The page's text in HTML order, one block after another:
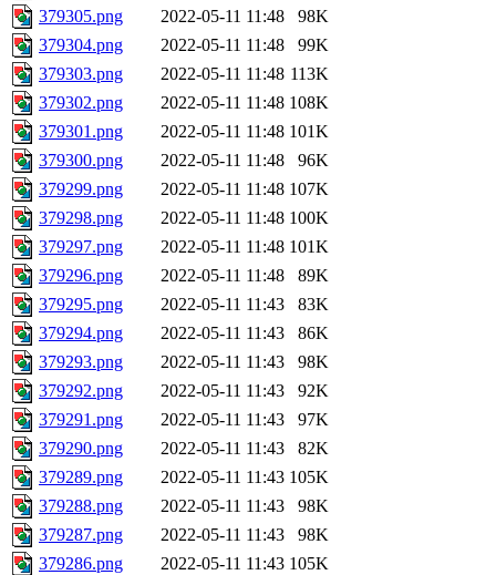
379305.png
2022-05-11 11:48
98K
379304.png
2022-05-11 11:48
99K
379303.png
2022-05-11 11:48 113K
379302.png
2022-05-11 11:48 108K
379301.png
2022-05-11 11:48 101K
379300.png
2022-05-11 11:48
96K
379299.png
2022-05-11 11:48 107K
379298.png
2022-05-11 11:48 100K
379297.png
2022-05-11 11:48 101K
379296.png
2022-05-11 11:48
89K
379295.png
2022-05-11 11:43
83K
379294.png
2022-05-11 11:43
86K
379293.png
2022-05-11 11:43
98K
379292.png
2022-05-11 11:43
92K
379291.png
2022-05-11 11:43
97K
379290.png
2022-05-11 11:43
82K
379289.png
2022-05-11 11:43 105K
379288.png
2022-05-11 11:43
98K
379287.png
2022-05-11 11:43
98K
379286.png
2022-05-11 11:43 105K